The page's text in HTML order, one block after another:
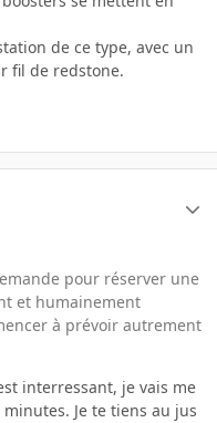
de ce type, avec un
fil de redstone.
pour réserver une
et humainement
à prévoir autrement
interressant, je vais me
Je te tiens au jus